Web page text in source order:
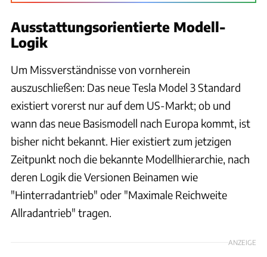
Ausstattungsorientierte Modell-
Logik
Um Missverständnisse von vornherein
auszuschließen: Das neue Tesla Model 3 Standard
existiert vorerst nur auf dem US-Markt; ob und
wann das neue Basismodell nach Europa kommt, ist
bisher nicht bekannt. Hier existiert zum jetzigen
Zeitpunkt noch die bekannte Modellhierarchie, nach
deren Logik die Versionen Beinamen wie
"Hinterradantrieb" oder "Maximale Reichweite
Allradantrieb" tragen.
ANZEIGE